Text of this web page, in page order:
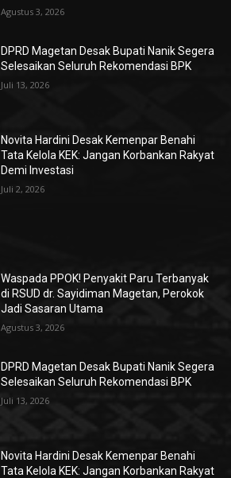
Agustus 3, 2026
DPRD Magetan Desak Bupati Nanik Segera
Selesaikan Seluruh Rekomendasi BPK
Juli 13, 2026
Novita Hardini Desak Kemenpar Benahi
Tata Kelola KEK: Jangan Korbankan Rakyat
Demi Investasi
Juli 2, 2026
Waspada PPOK! Penyakit Paru Terbanyak
di RSUD dr. Sayidiman Magetan, Perokok
Jadi Sasaran Utama
Agustus 3, 2026
DPRD Magetan Desak Bupati Nanik Segera
Selesaikan Seluruh Rekomendasi BPK
Juli 13, 2026
Novita Hardini Desak Kemenpar Benahi
Tata Kelola KEK: Jangan Korbankan Rakyat